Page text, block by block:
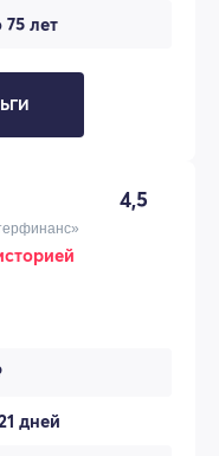
75 лет
4,5
дней